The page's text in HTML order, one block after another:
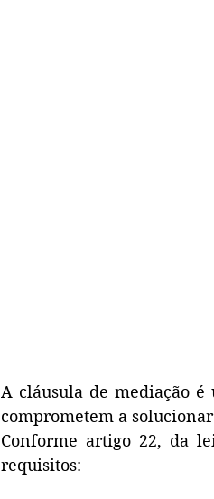
A cláusula de mediação
comprometem a
Conforme artigo 22, da
requisitos: